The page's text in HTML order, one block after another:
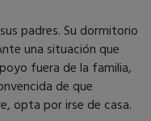
padres. Su dormitorio
una situación que
fuera de la familia,
de que
opta por irse de casa.